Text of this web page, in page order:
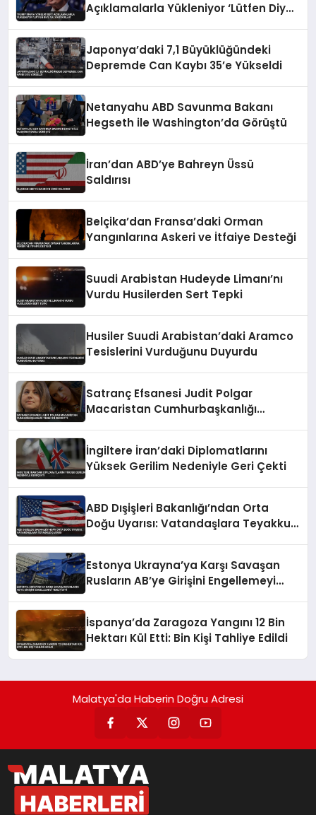
Açıklamalarla Yükleniyor ‘Lütfen Diye
Japonya’daki 7,1 Büyüklüğündeki
Depremde Can Kaybı 35’e Yükseldi
Netanyahu ABD Savunma Bakanı
Hegseth ile Washington’da Görüştü
İran’dan ABD’ye Bahreyn Üssü
Saldırısı
Belçika’dan Fransa’daki Orman
Yangınlarına Askeri ve İtfaiye Desteği
Suudi Arabistan Hudeyde Limanı’nı
Vurdu Husilerden Sert Tepki
Husiler Suudi Arabistan’daki Aramco
Tesislerini Vurduğunu Duyurdu
Satranç Efsanesi Judit Polgar
Macaristan Cumhurbaşkanlığı
İngiltere İran’daki Diplomatlarını
Yüksek Gerilim Nedeniyle Geri Çekti
ABD Dışişleri Bakanlığı’ndan Orta
Doğu Uyarısı: Vatandaşlara Teyakkuz
Estonya Ukrayna’ya Karşı Savaşan
Rusların AB’ye Girişini Engellemeyi
İspanya’da Zaragoza Yangını 12 Bin
Hektarı Kül Etti: Bin Kişi Tahliye Edildi
Malatya'da Haberin Doğru Adresi